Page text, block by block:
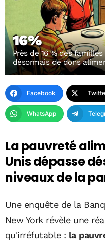
16%
Près de 16 % des
désormais de dons
Facebook
WhatsApp
La pauvreté
Unis dépasse
niveaux de la
Une enquête de la
New York révèle une
qu'irréfutable : la